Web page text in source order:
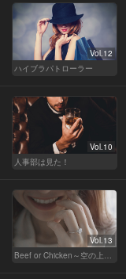
Vol.12
ハイブラパトローラー
Vol.10
人事部は見た！
Vol.13